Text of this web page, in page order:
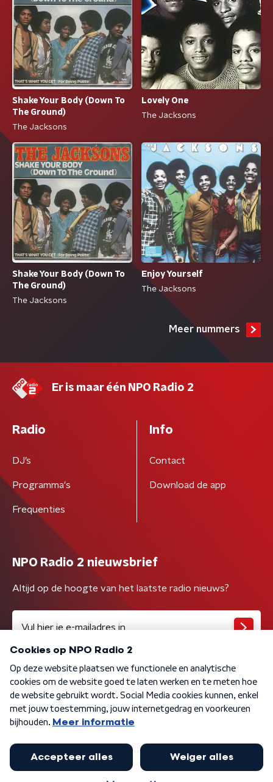
Shake Your Body (Down To
The Ground)
The Jacksons
Lovely One
The Jacksons
Shake Your Body (Down To
The Ground)
The Jacksons
Enjoy Yourself
The Jacksons
Meer nummers
Er is maar één NPO Radio 2
Radio
DJ’s
Programma's
Frequenties
Info
Contact
Download de app
NPO Radio 2 nieuwsbrief
Altijd op de hoogte van het laatste radio nieuws?
Algemene voorwaarden